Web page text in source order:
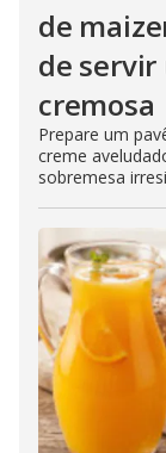
de
de servir
cremosa
Prepare um
creme
sobremesa